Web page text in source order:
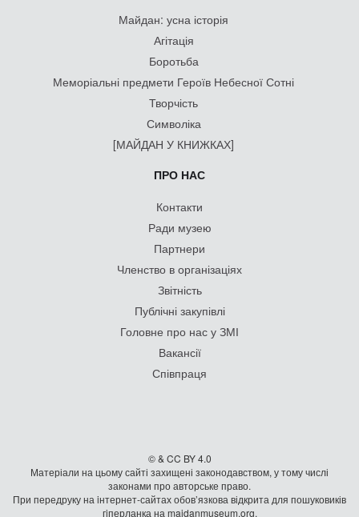
Майдан: усна історія
Агітація
Боротьба
Меморіальні предмети Героїв Небесної Сотні
Творчість
Символіка
[МАЙДАН У КНИЖКАХ]
ПРО НАС
Контакти
Ради музею
Партнери
Членство в організаціях
Звітність
Публічні закупівлі
Головне про нас у ЗМІ
Вакансії
Співпраця
© & CC BY 4.0
Матеріали на цьому сайті захищені законодавством, у тому числі
законами про авторське право.
При передруку на iнтернет-сайтах обов’язкова відкрита для пошуковиків
гiперланка на maidanmuseum.org.